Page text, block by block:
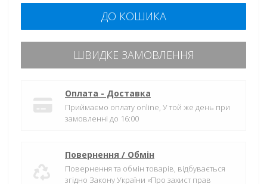
ДО КОШИКА
ШВИДКЕ ЗАМОВЛЕННЯ
Оплата - Доставка
Приймаємо оплату online, У той же день при
замовленні до 16:00
Повернення / Обмін
Повернення та обмін товарів, відбувається
згідно Закону України «Про захист прав